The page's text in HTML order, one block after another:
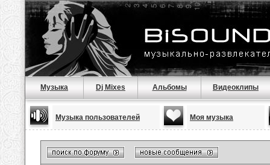
Музыка Dj Mixes Альбомы Видеоклипы
Музыка пользователей Моя музыка